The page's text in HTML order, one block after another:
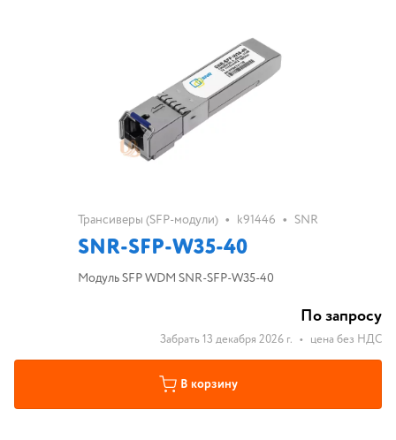
Трансиверы (SFP-модули) • k91446 • SNR
SNR-SFP-W35-40
Модуль SFP WDM SNR-SFP-W35-40
По запросу
Забрать 13 декабря 2026 г. • цена без НДС
В корзину